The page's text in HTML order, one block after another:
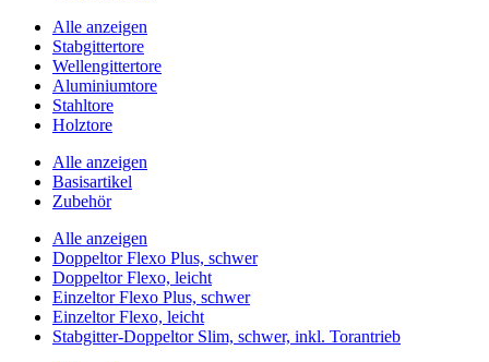
Alle anzeigen
Stabgittertore
Wellengittertore
Aluminiumtore
Stahltore
Holztore
Alle anzeigen
Basisartikel
Zubehör
Alle anzeigen
Doppeltor Flexo Plus, schwer
Doppeltor Flexo, leicht
Einzeltor Flexo Plus, schwer
Einzeltor Flexo, leicht
Stabgitter-Doppeltor Slim, schwer, inkl. Torantrieb